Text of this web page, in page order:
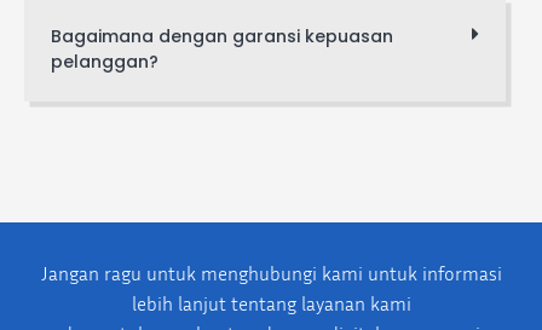
Bagaimana dengan garansi kepuasan
pelanggan?
Jangan ragu untuk menghubungi kami untuk informasi
lebih lanjut tentang layanan kami